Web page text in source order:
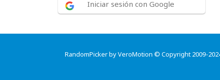
Iniciar sesión con Google
RandomPicker by VeroMotion © Copyright 2009-